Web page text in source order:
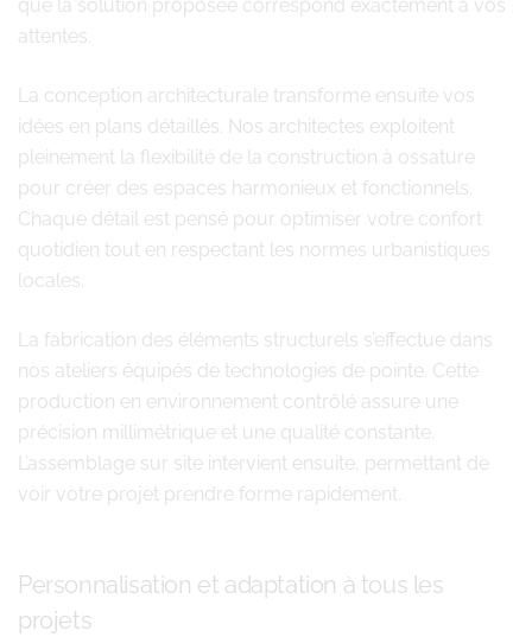
que la solution proposée correspond exactement à vos
attentes.
La conception architecturale transforme ensuite vos
idées en plans détaillés. Nos architectes exploitent
pleinement la flexibilité de la construction à ossature
pour créer des espaces harmonieux et fonctionnels.
Chaque détail est pensé pour optimiser votre confort
quotidien tout en respectant les normes urbanistiques
locales.
La fabrication des éléments structurels s’effectue dans
nos ateliers équipés de technologies de pointe. Cette
production en environnement contrôlé assure une
précision millimétrique et une qualité constante.
L’assemblage sur site intervient ensuite, permettant de
voir votre projet prendre forme rapidement.
Personnalisation et adaptation à tous les
projets